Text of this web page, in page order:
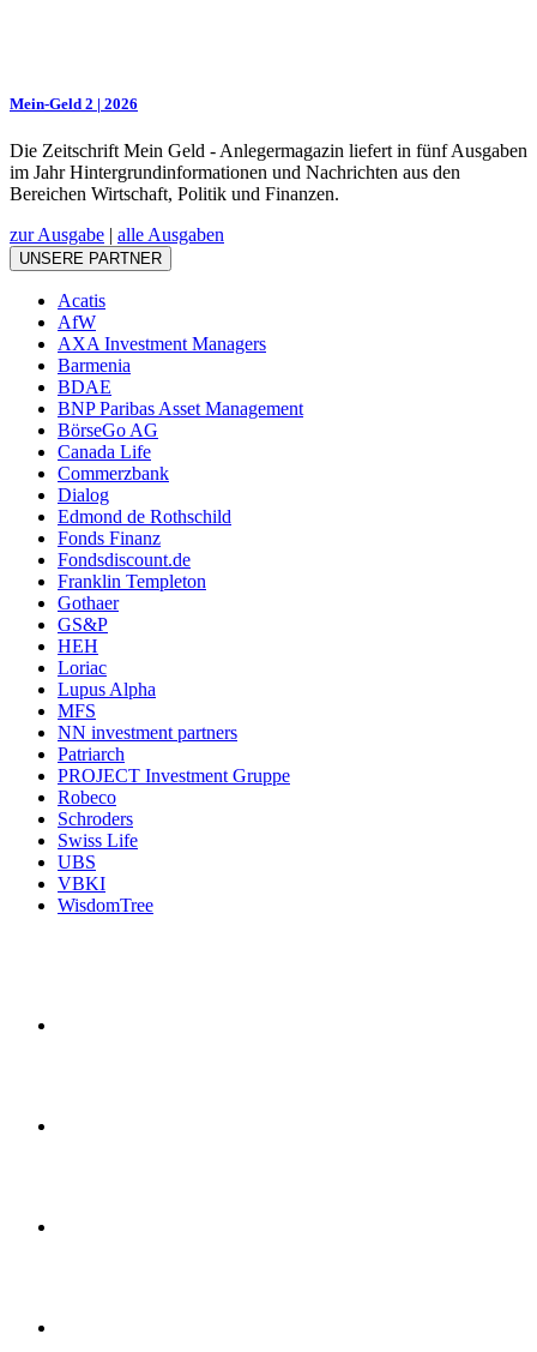
Mein-Geld 2 | 2026
Die Zeitschrift Mein Geld - Anlegermagazin liefert in fünf Ausgaben
im Jahr Hintergrundinformationen und Nachrichten aus den
Bereichen Wirtschaft, Politik und Finanzen.
zur Ausgabe | alle Ausgaben
UNSERE PARTNER
Acatis
AfW
AXA Investment Managers
Barmenia
BDAE
BNP Paribas Asset Management
BörseGo AG
Canada Life
Commerzbank
Dialog
Edmond de Rothschild
Fonds Finanz
Fondsdiscount.de
Franklin Templeton
Gothaer
GS&P
HEH
Loriac
Lupus Alpha
MFS
NN investment partners
Patriarch
PROJECT Investment Gruppe
Robeco
Schroders
Swiss Life
UBS
VBKI
WisdomTree